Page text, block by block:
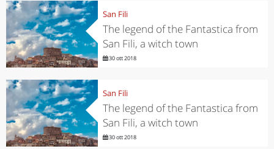
San Fili
The legend of the Fantastica from
San Fili, a witch town
30 ott 2018
San Fili
The legend of the Fantastica from
San Fili, a witch town
30 ott 2018